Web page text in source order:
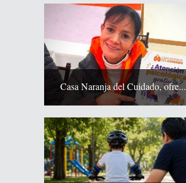
Casa Naranja del Cuidado, ofre...